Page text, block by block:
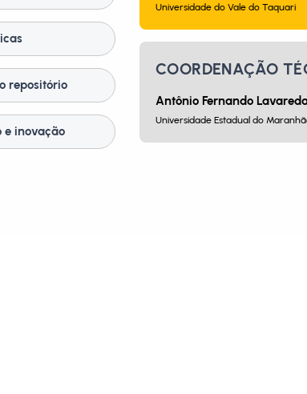
repositório
e inovação
Universidade do Vale do Taquari
COORDENAÇÃO
Antônio Fernando
Universidade Estadual do